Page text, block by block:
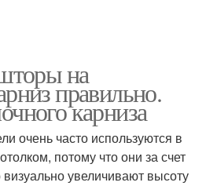
на
правильно.
карниза
очень часто используются в
потому что они за счет
увеличивают высоту